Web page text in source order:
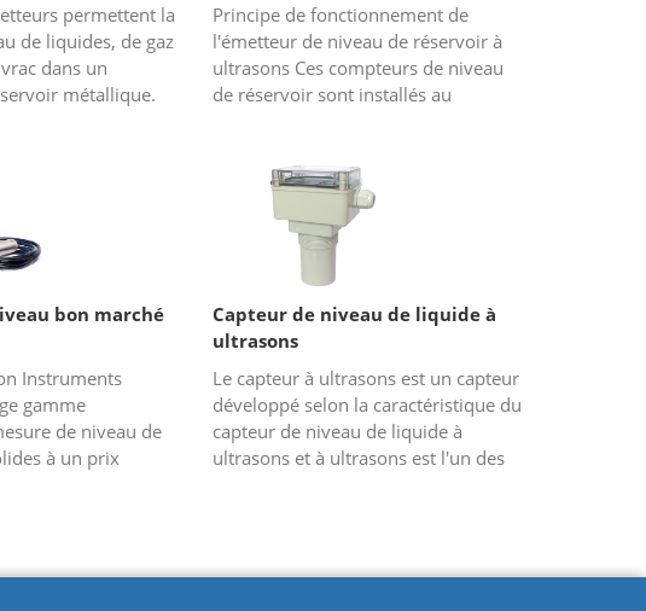
permettent la
de liquides, de gaz
dans un
métallique.
Principe de fonctionnement de
l'émetteur de niveau de réservoir à
ultrasons Ces compteurs de niveau
de réservoir sont installés au
bon marché
Instruments
gamme
de niveau de
à un prix
Capteur de niveau de liquide à
ultrasons
Le capteur à ultrasons est un capteur
développé selon la caractéristique du
capteur de niveau de liquide à
ultrasons et à ultrasons est l'un des